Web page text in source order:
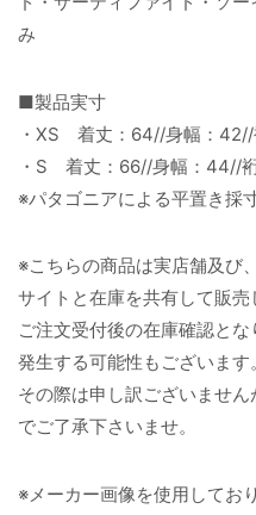
み
■製品実寸
・XS 着丈：64//身幅：
・S 着丈：66//身幅：44//
※パタゴニアによる平置き採
※こちらの商品は実店舗及び
サイトと在庫を共有して販売
ご注文受付後の在庫確認と
発生する可能性もございます。
その際は申し訳ございませ
でご了承下さいませ。
※メーカー画像を使用してお